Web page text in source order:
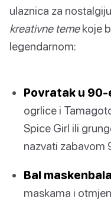
ulaznica za
kreativne temekoje
legendarnom:
Povratak u 90-
ogrlice i
Spice Girl ili
nazvati zabavom
Bal maskenbala
maskama i